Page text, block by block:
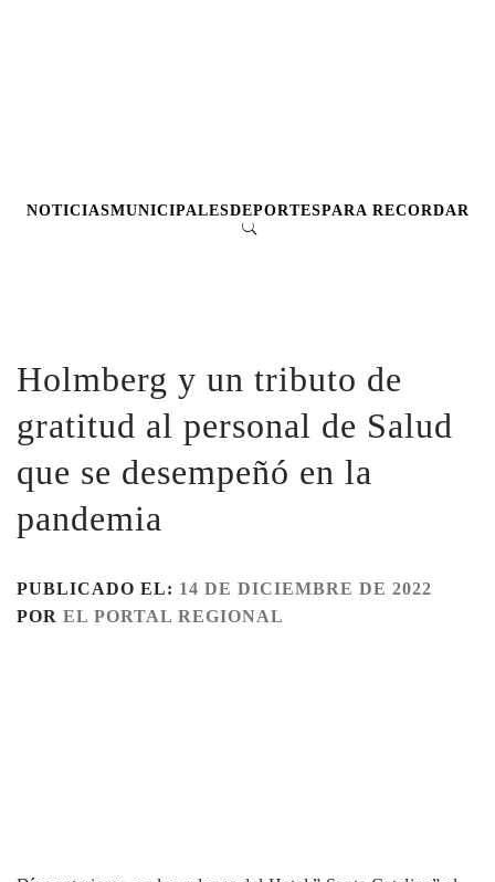
NOTICIASMUNICIPALESDEPORTESPARA RECORDAR
Holmberg y un tributo de
gratitud al personal de Salud
que se desempeñó en la
pandemia
PUBLICADO EL: 14 DE DICIEMBRE DE 2022
POR EL PORTAL REGIONAL